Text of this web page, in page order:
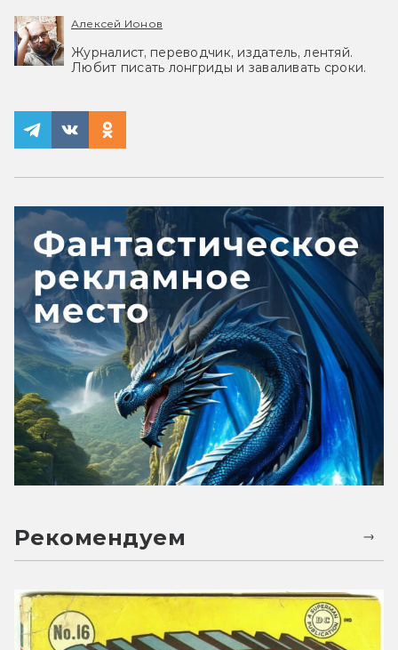
Алексей Ионов
Журналист, переводчик, издатель, лентяй.
Любит писать лонгриды и заваливать сроки.
Рекомендуем